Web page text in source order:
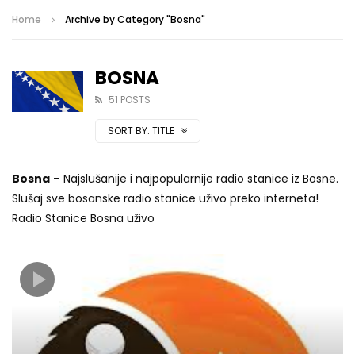
Home Archive by Category "Bosna"
BOSNA
51 POSTS
SORT BY: TITLE
Bosna – Najslušanije i najpopularnije radio stanice iz Bosne.
Slušaj sve bosanske radio stanice uživo preko interneta!
Radio Stanice Bosna uživo